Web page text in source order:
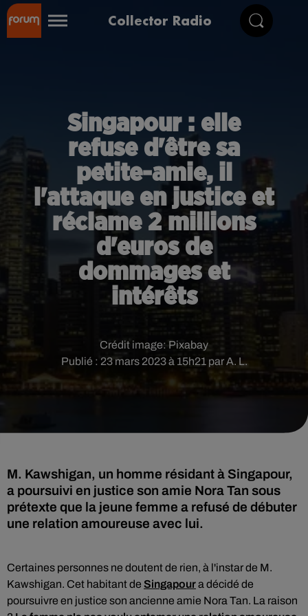
Collector Radio
Singapour : elle
refuse d'être sa
petite-amie, il
l'attaque en justice et
réclame 2 millions
d'euros de
dommages et
intérêts
Publié : 23 mars 2023 à 15h21 par A. L.
Crédit image: Pixabay
M. Kawshigan, un homme résidant à Singapour,
a poursuivi en justice son amie Nora Tan sous
prétexte que la jeune femme a refusé de débuter
une relation amoureuse avec lui.
Certaines personnes ne doutent de rien, à l'instar de M.
Kawshigan. Cet habitant de Singapoura décidé de
poursuivre en justice son ancienne amie Nora Tan. La raison